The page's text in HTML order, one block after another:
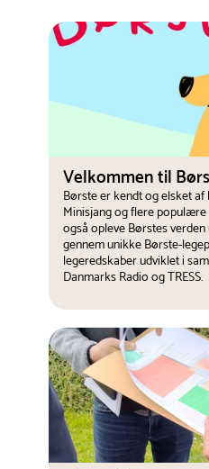
Velkommen til
Børste er kendt og elsket af
Minisjang og flere
også opleve Børstes
gennem unikke Børste-
legeredskaber udviklet i
Danmarks Radio og TRESS.